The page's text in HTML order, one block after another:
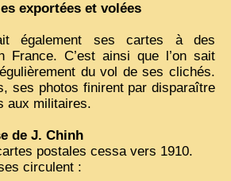
exportées et volées
également ses cartes à des
France. C’est ainsi que l’on sait
du vol de ses clichés.
ses photos finirent par disparaître
aux militaires.
de J. Chinh
postales cessa vers 1910.
circulent :